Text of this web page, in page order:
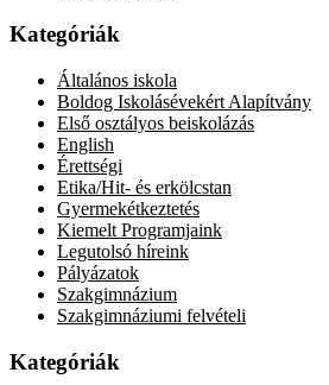
Kategóriák
Általános iskola
Boldog Iskolásévekért Alapítvány
Első osztályos beiskolázás
English
Érettségi
Etika/Hit- és erkölcstan
Gyermekétkeztetés
Kiemelt Programjaink
Legutolsó híreink
Pályázatok
Szakgimnázium
Szakgimnáziumi felvételi
Kategóriák